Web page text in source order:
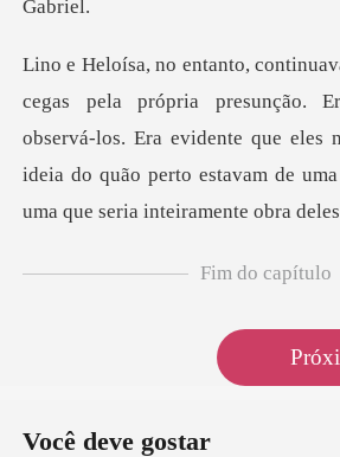
.
observá-los. Era evidente que eles
ideia do
Fim do capítulo
Você deve gostar